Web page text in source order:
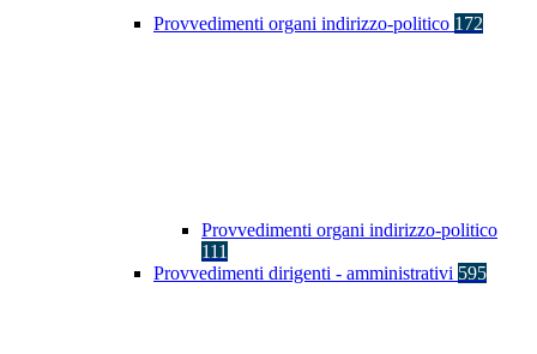
Provvedimenti organi indirizzo-politico 172
Provvedimenti organi indirizzo-politico
111
Provvedimenti dirigenti - amministrativi 595